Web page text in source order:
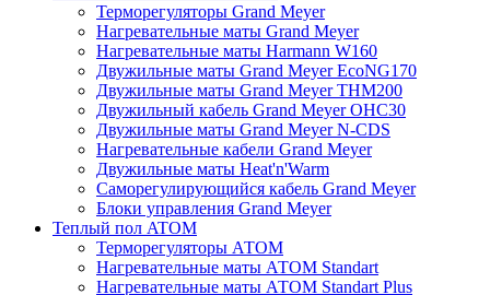
Терморегуляторы Grand Meyer
Нагревательные маты Grand Meyer
Нагревательные маты Harmann W160
Двужильные маты Grand Meyer EcoNG170
Двужильные маты Grand Meyer THM200
Двужильный кабель Grand Meyer OHC30
Двужильные маты Grand Meyer N-CDS
Нагревательные кабели Grand Meyer
Двужильные маты Heat'n'Warm
Саморегулирующийся кабель Grand Meyer
Блоки управления Grand Meyer
Теплый пол ATOM
Терморегуляторы АТОМ
Нагревательные маты АТОМ Standart
Нагревательные маты АТОМ Standart Plus